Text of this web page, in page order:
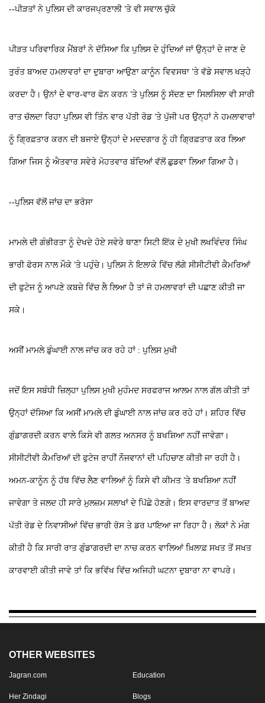
--ਪੀੜਤਾਂ ਨੇ ਪੁਲਿਸ ਦੀ ਕਾਰਜਪ੍ਰਣਾਲੀ ’ਤੇ ਵੀ ਸਵਾਲ ਚੁੱਕੇ
ਪੀੜਤ ਪਰਿਵਾਰਿਕ ਮੈਂਬਰਾਂ ਨੇ ਦੱਸਿਆ ਕਿ ਪੁਲਿਸ ਦੇ ਹੁੰਦਿਆਂ ਜਾਂ ਉਨ੍ਹਾਂ ਦੇ ਜਾਣ ਦੇ
ਤੁਰੰਤ ਬਾਅਦ ਹਮਲਾਵਰਾਂ ਦਾ ਦੁਬਾਰਾ ਆਉਣਾ ਕਾਨੂੰਨ ਵਿਵਸਥਾ ’ਤੇ ਵੱਡੇ ਸਵਾਲ ਖੜ੍ਹੇ
ਕਰਦਾ ਹੈ। ਉਨਾਂ ਦੇ ਵਾਰ-ਵਾਰ ਫੋਨ ਕਰਨ ’ਤੇ ਪੁਲਿਸ ਨੂੰ ਸੱਦਣ ਦਾ ਸਿਲਸਿਲਾ ਵੀ ਸਾਰੀ
ਰਾਤ ਚੱਲਦਾ ਰਿਹਾ ਪੁਲਿਸ ਵੀ ਤਿੰਨ ਵਾਰ ਪੱਤੀ ਰੋਡ ’ਤੇ ਪੁੱਜੀ ਪਰ ਉਨ੍ਹਾਂ ਨੇ ਹਮਲਾਵਾਰਾਂ
ਨੂੰ ਗ੍ਰਿਫ਼ਤਾਰ ਕਰਨ ਦੀ ਬਜਾਏ ਉਨ੍ਹਾਂ ਦੇ ਮਦਦਗਾਰ ਨੂੰ ਹੀ ਗ੍ਰਿਫ਼ਤਾਰ ਕਰ ਲਿਆ
ਗਿਆ ਜਿਸ ਨੂੰ ਐਤਵਾਰ ਸਵੇਰੇ ਮੋਹਤਵਾਰ ਬੰਦਿਆਂ ਵੱਲੋਂ ਛੁਡਵਾ ਲਿਆ ਗਿਆ ਹੈ।
--ਪੁਲਿਸ ਵੱਲੋਂ ਜਾਂਚ ਦਾ ਭਰੋਸਾ
ਮਾਮਲੇ ਦੀ ਗੰਭੀਰਤਾ ਨੂੰ ਦੇਖਦੇ ਹੋਏ ਸਵੇਰੇ ਥਾਣਾ ਸਿਟੀ ਇੱਕ ਦੇ ਮੁਖੀ ਲਖਵਿੰਦਰ ਸਿੰਘ
ਭਾਰੀ ਫੋਰਸ ਨਾਲ ਮੌਕੇ ’ਤੇ ਪਹੁੰਚੇ। ਪੁਲਿਸ ਨੇ ਇਲਾਕੇ ਵਿੱਚ ਲੱਗੇ ਸੀਸੀਟੀਵੀ ਕੈਮਰਿਆਂ
ਦੀ ਫੁਟੇਜ ਨੂੰ ਆਪਣੇ ਕਬਜ਼ੇ ਵਿੱਚ ਲੈ ਲਿਆ ਹੈ ਤਾਂ ਜੋ ਹਮਲਾਵਰਾਂ ਦੀ ਪਛਾਣ ਕੀਤੀ ਜਾ
ਸਕੇ।
ਅਸੀਂ ਮਾਮਲੇ ਡੁੰਘਾਈ ਨਾਲ ਜਾਂਚ ਕਰ ਰਹੇ ਹਾਂ : ਪੁਲਿਸ ਮੁਖੀ
ਜਦੋਂ ਇਸ ਸਬੰਧੀ ਜ਼ਿਲ੍ਹਾ ਪੁਲਿਸ ਮੁਖੀ ਮੁਹੰਮਦ ਸਰਫਰਾਜ ਆਲਮ ਨਾਲ ਗੱਲ ਕੀਤੀ ਤਾਂ
ਉਨ੍ਹਾਂ ਦੱਸਿਆ ਕਿ ਅਸੀਂ ਮਾਮਲੇ ਦੀ ਡੁੰਘਾਈ ਨਾਲ ਜਾਂਚ ਕਰ ਰਹੇ ਹਾਂ। ਸ਼ਹਿਰ ਵਿੱਚ
ਗੁੰਡਾਗਰਦੀ ਕਰਨ ਵਾਲੇ ਕਿਸੇ ਵੀ ਗਲਤ ਅਨਸਰ ਨੂੰ ਬਖਸ਼ਿਆ ਨਹੀਂ ਜਾਵੇਗਾ।
ਸੀਸੀਟੀਵੀ ਕੈਮਰਿਆਂ ਦੀ ਫੁਟੇਜ ਰਾਹੀਂ ਨੌਜਵਾਨਾਂ ਦੀ ਪਹਿਚਾਣ ਕੀਤੀ ਜਾ ਰਹੀ ਹੈ।
ਅਮਨ-ਕਾਨੂੰਨ ਨੂੰ ਹੱਥ ਵਿੱਚ ਲੈਣ ਵਾਲਿਆਂ ਨੂੰ ਕਿਸੇ ਵੀ ਕੀਮਤ ’ਤੇ ਬਖਸ਼ਿਆ ਨਹੀਂ
ਜਾਵੇਗਾ ਤੇ ਜਲਦ ਹੀ ਸਾਰੇ ਮੁਲਜ਼ਮ ਸਲਾਖਾਂ ਦੇ ਪਿੱਛੇ ਹੋਣਗੇ। ਇਸ ਵਾਰਦਾਤ ਤੋਂ ਬਾਅਦ
ਪੱਤੀ ਰੋਡ ਦੇ ਨਿਵਾਸੀਆਂ ਵਿੱਚ ਭਾਰੀ ਰੋਸ ਤੇ ਡਰ ਪਾਇਆ ਜਾ ਰਿਹਾ ਹੈ। ਲੋਕਾਂ ਨੇ ਮੰਗ
ਕੀਤੀ ਹੈ ਕਿ ਸਾਰੀ ਰਾਤ ਗੁੰਡਾਗਰਦੀ ਦਾ ਨਾਚ ਕਰਨ ਵਾਲਿਆਂ ਖ਼ਿਲਾਫ਼ ਸਖਤ ਤੋਂ ਸਖਤ
ਕਾਰਵਾਈ ਕੀਤੀ ਜਾਵੇ ਤਾਂ ਕਿ ਭਵਿੱਖ ਵਿੱਚ ਅਜਿਹੀ ਘਟਨਾ ਦੁਬਾਰਾ ਨਾ ਵਾਪਰੇ।
OTHER WEBSITES
Jagran.com Education
Her Zindagi Blogs